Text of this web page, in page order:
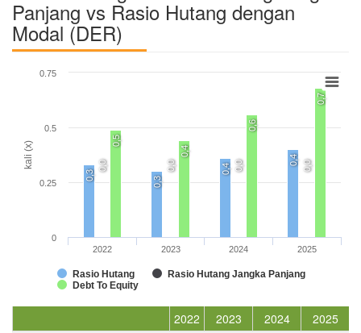
Panjang vs Rasio Hutang dengan
Modal (DER)
kali (x)
0,3
0,3
0,4
0,4
0,0 0,0 0,0 0,0
0,5
0,4
0,6
0,7
Rasio Hutang
Rasio Hutang Jangka Panjang
Debt To Equity
2022 2023 2024 2025
0
0.25
0.5
0.75
2022 2023 2024
2025